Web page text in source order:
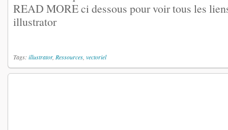
READ MORE ci dessous pour voir tous les
illustrator
Tags: illustrator, Ressources vectoriel